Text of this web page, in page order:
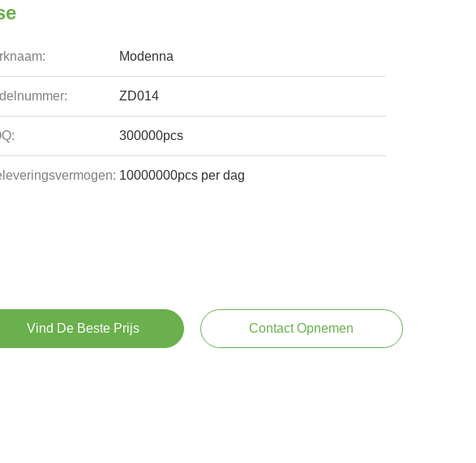
Modenna
ZD014
300000pcs
10000000pcs per dag
Vind De Beste Prijs Contact Opnemen